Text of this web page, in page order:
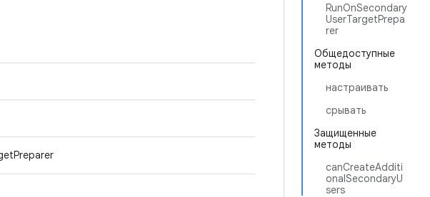
RunOnSecondary
UserTargetPrepa
rer
Общедоступные
методы
настраивать
срывать
Защищенные
методы
canCreateAdditi
onalSecondaryU
sers